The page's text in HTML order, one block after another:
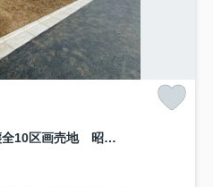
プレスティア昭島 宅地分譲全10区画売地 昭島市宮沢町 5号区 建築条件なし